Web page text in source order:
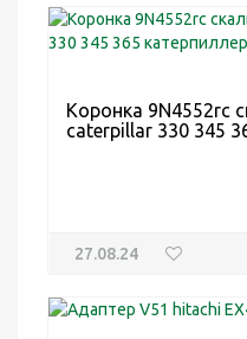
Коронка 9N4552rc
caterpillar 330 345
27.08.24